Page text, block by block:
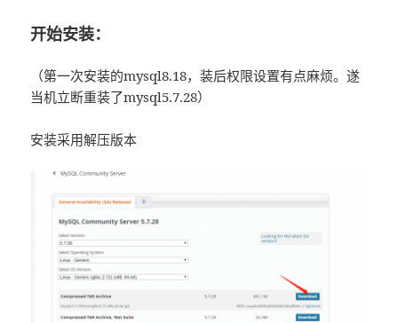
开始安装：
（第一次安装的mysql8.18，装后权限设置有点麻烦。遂
当机立断重装了mysql5.7.28）
安装采用解压版本